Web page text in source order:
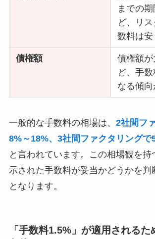
までの
ど、リ
数料は安
債権額
債権額が
ど、手数
なる傾向
一般的な手数料の相場は、 2社間フ
8%～18%、3社間ファクタリングで
と言われています。この相場観を持
示された手数料が妥当かどうかを判
となります。
「手数料1.5%」が適用される